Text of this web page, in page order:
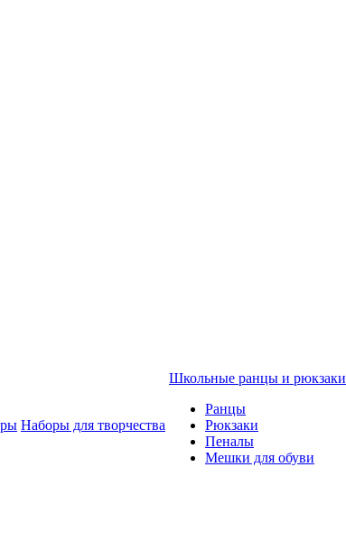
Наборы для творчества
Школьные ранцы и рюкзаки
Ранцы
Рюкзаки
Пеналы
Мешки для обуви